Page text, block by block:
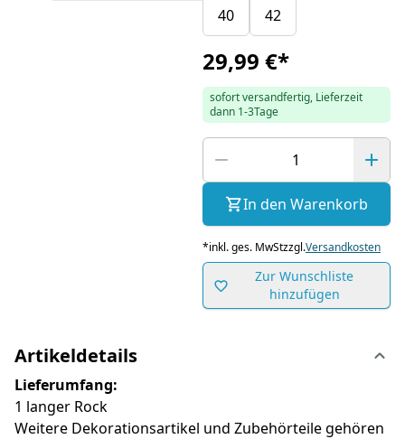
40 42
29,99 €*
sofort versandfertig, Lieferzeit
dann 1-3Tage
In den Warenkorb
*inkl. ges. MwStzzgl.Versandkosten
Zur Wunschliste
hinzufügen
Artikeldetails
Lieferumfang:
1 langer Rock
Weitere Dekorationsartikel und Zubehörteile gehören